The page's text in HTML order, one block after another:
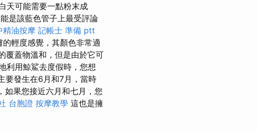
天可能需要一點粉末成
是該藍色管子上最受評論
精油按摩 記帳士 準備 ptt
的輕度感覺，其顏色非常適
覆蓋物溫和，但是由於它可
利用鯨鯊去度假時，您想
要發生在6月和7月，當時
如果您接近六月和七月，您
台胞證 按摩教學 這也是擁